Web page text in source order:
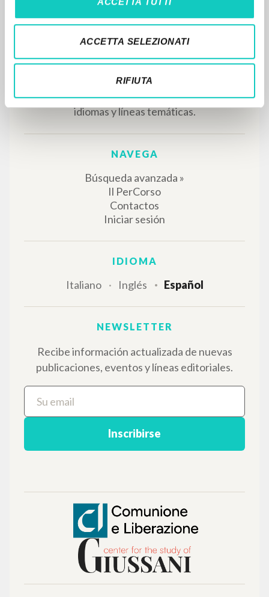
ACCETTA SELEZIONATI
RIFIUTA
EL PROYECTO
Este portal recoge y pone a disposición de los
usuarios los textos de Luigi Giussani: casi 5000
voces bibliográficas, textos íntegros en 5
idiomas y líneas temáticas.
NAVEGA
Búsqueda avanzada »
Il PerCorso
Contactos
Iniciar sesión
IDIOMA
Italiano Inglés Español
NEWSLETTER
Recibe información actualizada de nuevas
publicaciones, eventos y líneas editoriales.
Inscribirse